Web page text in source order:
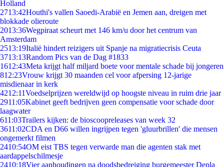
Holland
2713:42Houthi's vallen Saoedi-Arabië en Jemen aan, dreigen met
blokkade olieroute
2013:36Wegpiraat scheurt met 146 km/u door het centrum van
Amsterdam
2513:19Italië hindert reizigers uit Spanje na migratiecrisis Ceuta
3713:13Random Pics van de Dag #1833
1612:43Meta krijgt half miljard boete voor mentale schade bij jongeren
812:23Vrouw krijgt 30 maanden cel voor afpersing 12-jarige
misdienaar in kerk
4212:11Voedselprijzen wereldwijd op hoogste niveau in ruim drie jaar
2911:05Kabinet geeft bedrijven geen compensatie voor schade door
laagwater
611:03Trailers kijken: de bioscoopreleases van week 32
3611:02CDA en D66 willen ingrijpen tegen 'gluurbrillen' die mensen
ongemerkt filmen
2410:54OM eist TBS tegen verwarde man die agenten stak met
aardappelschilmesje
2410:18Vier aanhoudingen na doodsbedreiging burgemeester Depla